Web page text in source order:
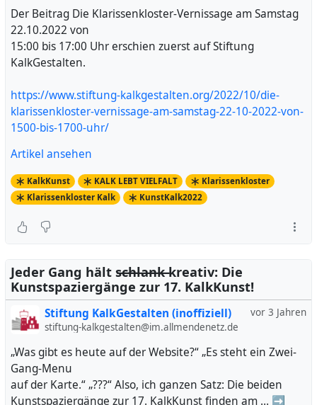
Der Beitrag Die Klarissenkloster-Vernissage am Samstag
22.10.2022 von
15:00 bis 17:00 Uhr erschien zuerst auf Stiftung
KalkGestalten.
https://www.stiftung-kalkgestalten.org/2022/10/die-
klarissenkloster-vernissage-am-samstag-22-10-2022-von-
1500-bis-1700-uhr/
Artikel ansehen
KalkKunst KALK LEBT VIELFALT
Klarissenkloster
Klarissenkloster Kalk
KunstKalk2022
Jeder Gang hält s̶c̶h̶l̶a̶n̶k̶ kreativ: Die
Kunstspaziergänge zur 17. KalkKunst!
vor 3 Jahren
Stiftung KalkGestalten (inoffiziell)
stiftung-kalkgestalten@im.allmendenetz.de
„Was gibt es heute auf der Website?“ „Es steht ein Zwei-
Gang-Menu
auf der Karte.“ „???“ Also, ich ganzen Satz: Die beiden
Kunstspaziergänge zur 17. KalkKunst finden am … ➡️